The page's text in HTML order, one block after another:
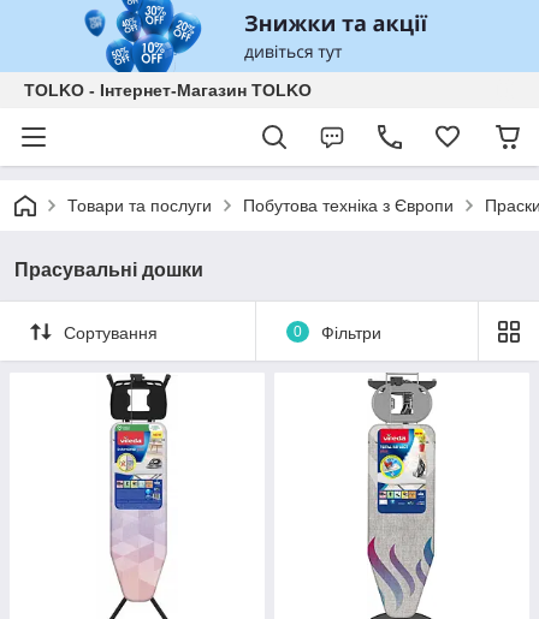
TOLKO - Інтернет-Магазин TOLKO
Товари та послуги Побутова техніка з Європи
Прасувальні дошки
Сортування 0 Фільтри